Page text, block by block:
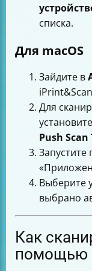
списка.
Для macOS
Зайдите в
Для
Push Scan
Выберите
выбрано
Как
помощью